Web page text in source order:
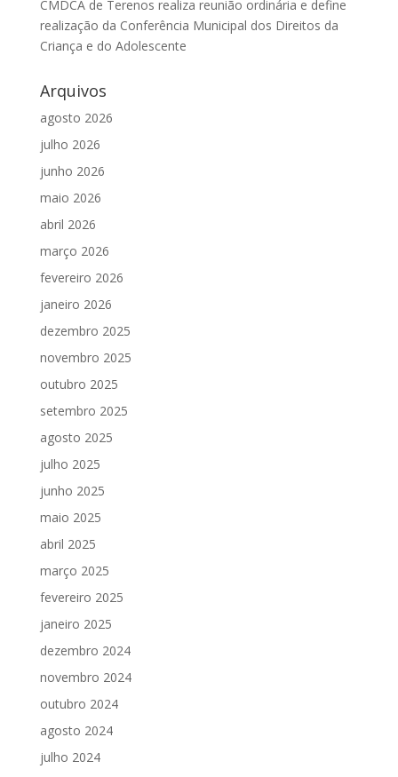
CMDCA de Terenos realiza reunião ordinária e define
realização da Conferência Municipal dos Direitos da
Criança e do Adolescente
Arquivos
agosto 2026
julho 2026
junho 2026
maio 2026
abril 2026
março 2026
fevereiro 2026
janeiro 2026
dezembro 2025
novembro 2025
outubro 2025
setembro 2025
agosto 2025
julho 2025
junho 2025
maio 2025
abril 2025
março 2025
fevereiro 2025
janeiro 2025
dezembro 2024
novembro 2024
outubro 2024
agosto 2024
julho 2024